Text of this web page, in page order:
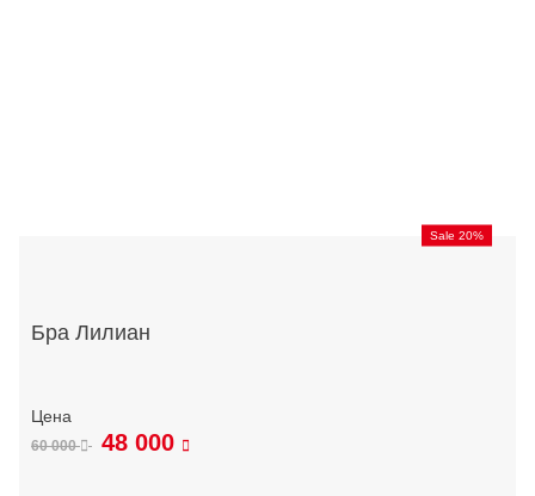
Sale 20%
Бра Лилиан
60 000 48 000